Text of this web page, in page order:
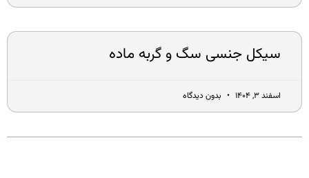
سیکل جنسی سگ و گربه ماده
اسفند ۳, ۱۴۰۴ بدون دیدگاه